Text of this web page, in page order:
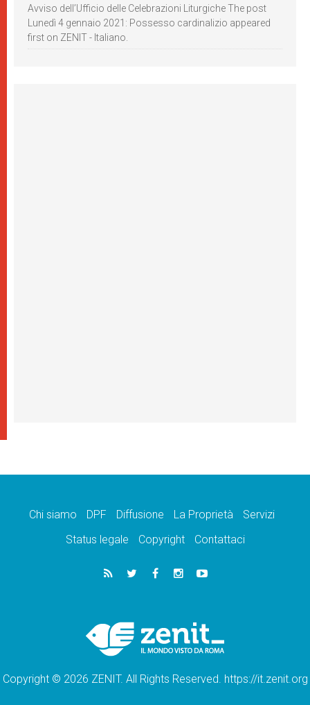
Avviso dell’Ufficio delle Celebrazioni Liturgiche The post
Lunedì 4 gennaio 2021: Possesso cardinalizio appeared
first on ZENIT - Italiano.
Chi siamo DPF Diffusione La Proprietà
Servizi
Status legale
Copyright Contattaci
Copyright © 2026 ZENIT. All Rights Reserved. https://it.zenit.org